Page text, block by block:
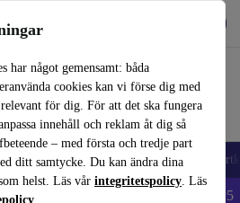
har något gemensamt: båda
cookies kan vi förse dig med
för dig. För att det ska fungera
innehåll och reklam åt dig så
– med första och tredje part
ditt samtycke. Du kan ändra dina
helst. Läs vår integritetspolicy. Läs
.
enkelt
Bärbara datorer Surfplattor
och laptops - Code: LAPTOP5